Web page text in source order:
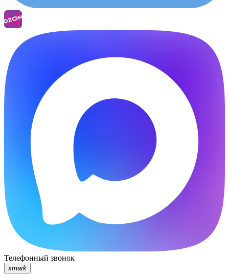
Телефонный звонок
xmark